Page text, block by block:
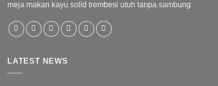
meja makan kayu solid trembesi utuh tanpa sambung
LATEST NEWS